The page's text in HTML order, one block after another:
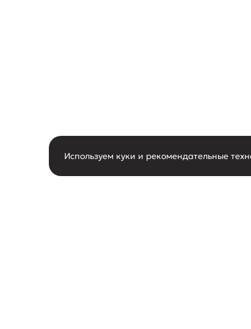
Используем куки и рекомендательные